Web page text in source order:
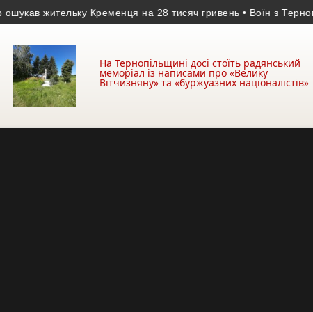
жительку Кременця на 28 тисяч гривень • Воїн з
На Тернопільщині досі стоїть радянський
меморіал із написами про «Велику
Вітчизняну» та «буржуазних націоналістів»